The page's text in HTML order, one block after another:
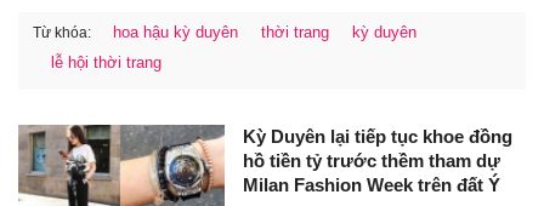
Từ khóa: hoa hậu kỳ duyên thời trang
kỳ duyên
lễ hội thời trang
Kỳ Duyên lại tiếp tục khoe đồng
hồ tiền tỷ trước thềm tham dự
Milan Fashion Week trên đất Ý